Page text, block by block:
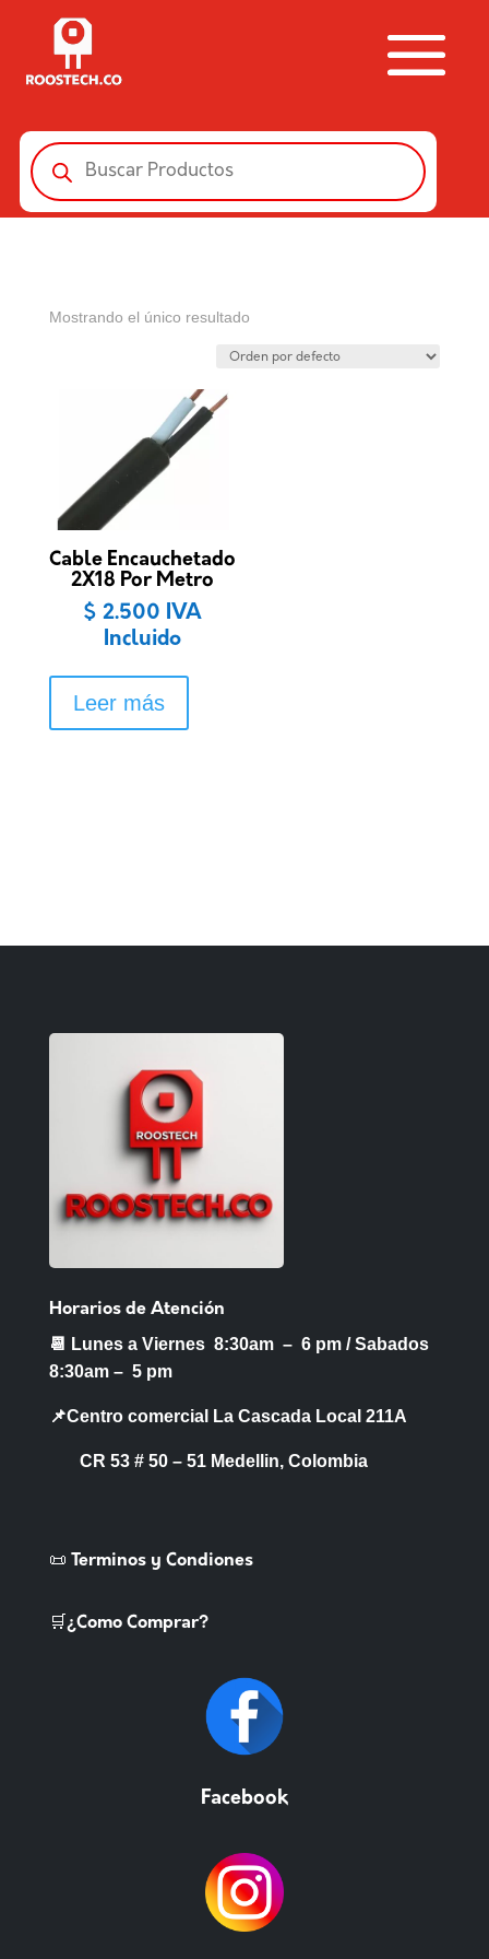
Búsqueda
de
productos
Mostrando el único resultado
Cable Encauchetado
2X18 Por Metro
$ 2.500 IVA
Incluido
Leer más
Horarios de Atención
📆 Lunes a Viernes 8:30am – 6 pm /Sabados
8:30am – 5 pm
📌Centro comercial La Cascada Local 211A
CR 53 # 50 – 51 Medellin, Colombia
📜 Terminos y Condiones
🛒¿Como Comprar?
Facebook